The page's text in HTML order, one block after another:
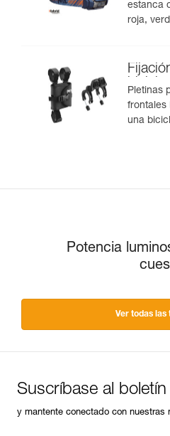
estanca
roja,
Pletinas
frontales
una
Potencia
Ver todas las
Suscríbase al boletín
y mantente conectado con nuestras